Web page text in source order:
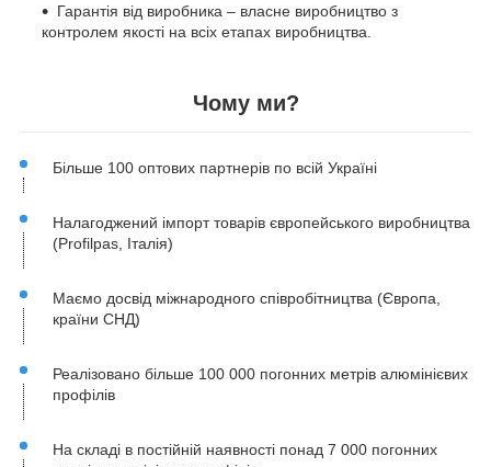
Гарантія від виробника – власне виробництво з
контролем якості на всіх етапах виробництва.
Чому ми?
Більше 100 оптових партнерів по всій Україні
Налагоджений імпорт товарів європейського виробництва
(Profilpas, Італія)
Маємо досвід міжнародного співробітництва (Європа,
країни СНД)
Реалізовано більше 100 000 погонних метрів алюмінієвих
профілів
На складі в постійній наявності понад 7 000 погонних